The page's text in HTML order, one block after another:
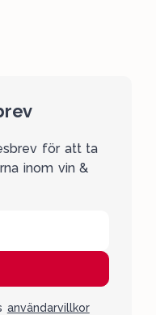
för att ta
inom vin &
användarvillkor